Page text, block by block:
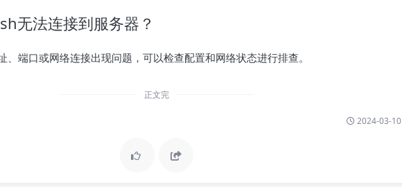
无法连接到服务器？
、端口或网络连接出现问题，可以检查配置和网络状态进行排查。
正文完
2024-03-10